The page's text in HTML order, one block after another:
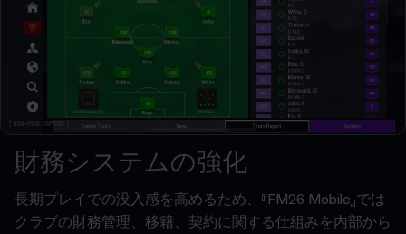
財務システムの強化
長期プレイでの没入感を高めるため、『FM26 Mobile』では
クラブの財務管理、移籍、契約に関する仕組みを内部から